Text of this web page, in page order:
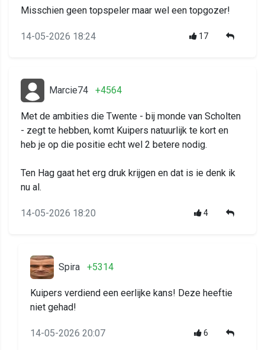
Misschien geen topspeler maar wel een topgozer!
14-05-2026 18:24 17
Marcie74 +4564
Met de ambities die Twente - bij monde van Scholten
- zegt te hebben, komt Kuipers natuurlijk te kort en
heb je op die positie echt wel 2 betere nodig.
Ten Hag gaat het erg druk krijgen en dat is ie denk ik
nu al.
14-05-2026 18:20 4
Spira +5314
Kuipers verdiend een eerlijke kans! Deze heeftie
niet gehad!
14-05-2026 20:07 6